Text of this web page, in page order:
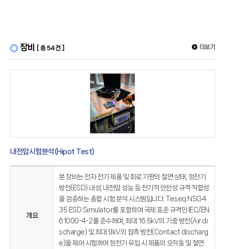
장비 [ 총 54건 ] 더보기
내전압시험분석(Hipot Test)
개요
본 장비는 전자·전기 제품 및 회로 기판의 절연 상태, 정전기
방전(ESD) 내성, 내전압 성능 등 전기적 안전성 규격 적합성
을 검증하는 종합 시험 분석 시스템입니다. Teseq NSG4
35 ESD Simulator를 포함하여 국제 표준 규격인 IEC/EN
61000-4-2를 준수하며, 최대 16.5kV의 기중 방전(Air di
scharge) 및 최대 9kV의 접촉 방전(Contact discharg
e)을 제어 시험하여 정전기 유입 시 제품의 오작동 및 절연